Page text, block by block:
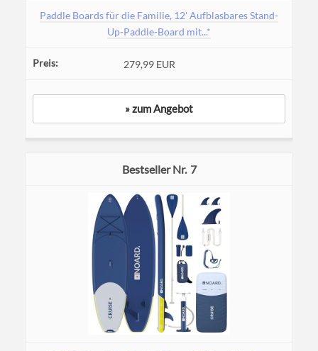
Paddle Boards für die Familie, 12' Aufblasbares Stand-
Up-Paddle-Board mit...*
279,99 EUR
» zum Angebot
7